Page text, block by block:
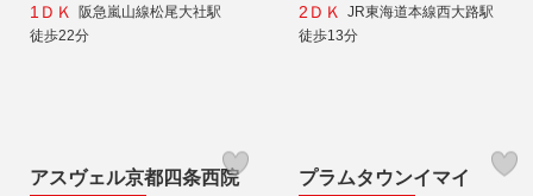
1ＤＫ
阪急嵐山線松尾大社駅
徒歩22分
2ＤＫ
JR東海道本線西大路駅
徒歩13分
アスヴェル京都四条西院 プラムタウンイマイ